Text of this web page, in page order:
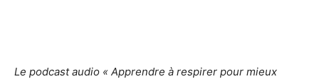
Le podcast audio « Apprendre à respirer pour mieux